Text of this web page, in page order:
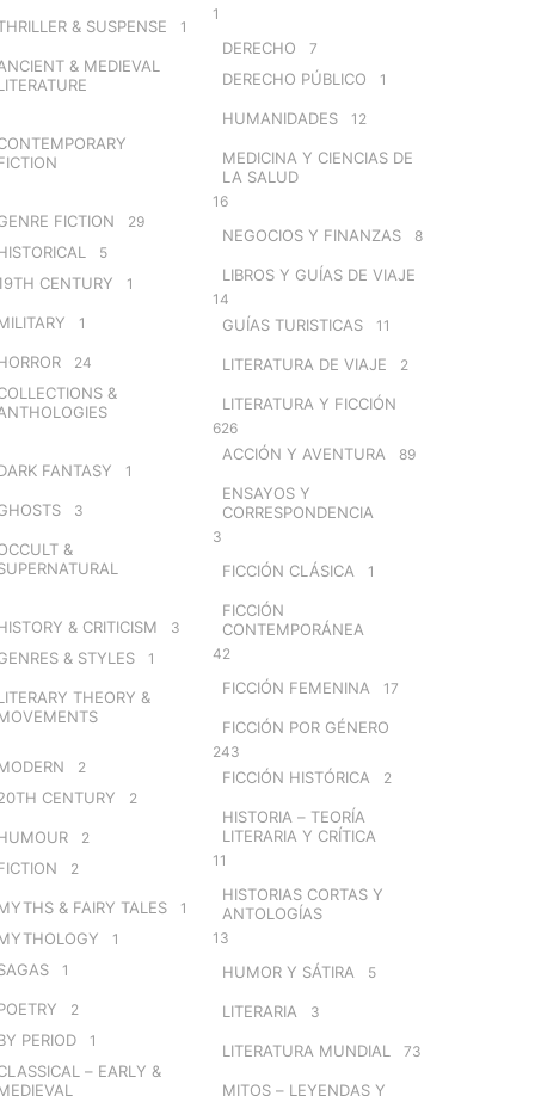
& SUSPENSE 1
& MEDIEVAL
FICTION 29
5
CENTURY 1
1
24
&
FANTASY 1
3
&
& CRITICISM 3
& STYLES 1
THEORY &
2
CENTURY 2
2
2
& FAIRY TALES 1
1
1
2
PERIOD 1
– EARLY &
1
DERECHO 7
DERECHO PÚBLICO 1
HUMANIDADES 12
MEDICINA Y CIENCIAS DE
LA SALUD
16
NEGOCIOS Y FINANZAS 8
LIBROS Y GUÍAS DE VIAJE
14
GUÍAS TURISTICAS 11
LITERATURA DE VIAJE 2
LITERATURA Y FICCIÓN
626
ACCIÓN Y AVENTURA 89
ENSAYOS Y
CORRESPONDENCIA
3
FICCIÓN CLÁSICA 1
FICCIÓN
CONTEMPORÁNEA
42
FICCIÓN FEMENINA 17
FICCIÓN POR GÉNERO
243
FICCIÓN HISTÓRICA 2
HISTORIA – TEORÍA
LITERARIA Y CRÍTICA
11
HISTORIAS CORTAS Y
ANTOLOGÍAS
13
HUMOR Y SÁTIRA 5
LITERARIA 3
LITERATURA MUNDIAL 73
MITOS – LEYENDAS Y